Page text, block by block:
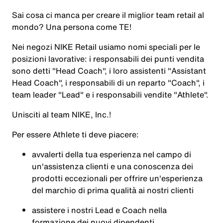
Sai cosa ci manca per creare il miglior team retail al
mondo? Una persona come TE!
Nei negozi NIKE Retail usiamo nomi speciali per le
posizioni lavorative: i responsabili dei punti vendita
sono detti "Head Coach", i loro assistenti "Assistant
Head Coach", i responsabili di un reparto "Coach", i
team leader "Lead" e i responsabili vendite "Athlete".
Unisciti al team NIKE, Inc.!
Per essere Athlete ti deve piacere:
avvalerti della tua esperienza nel campo di
un'assistenza clienti e una conoscenza dei
prodotti eccezionali per offrire un'esperienza
del marchio di prima qualità ai nostri clienti
assistere i nostri Lead e Coach nella